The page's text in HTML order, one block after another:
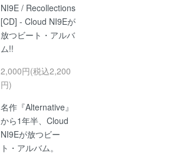
NI9E / Recollections
[CD] - Cloud NI9Eが
放つビート・アルバ
ム!!
2,000円(税込2,200
円)
名作『Alternative』
から1年半、Cloud
NI9Eが放つビー
ト・アルバム。